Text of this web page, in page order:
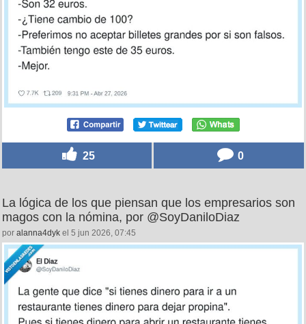
25 0
La lógica de los que piensan que los empresarios son
magos con la nómina, por @SoyDaniloDiaz
por alanna4dyk el 5 jun 2026, 07:45